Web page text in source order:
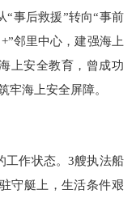
事后救援”转向“事前
邻里中心，建强海上
上安全教育，曾成功
牢海上安全屏障。
作状态。3艘执法船
守艇上，生活条件艰